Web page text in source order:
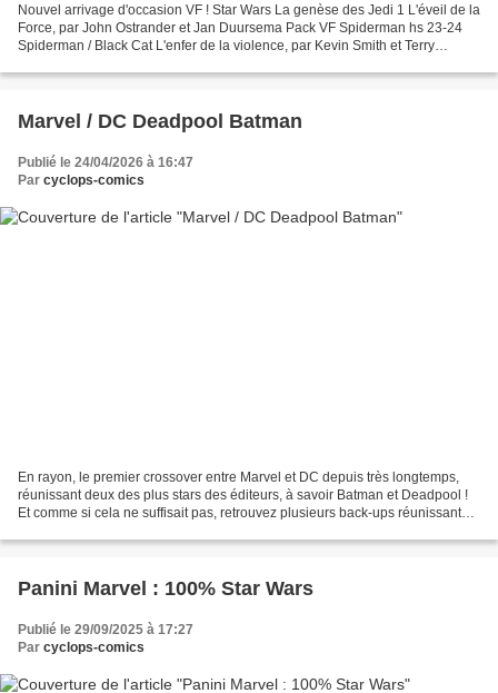
Nouvel arrivage d'occasion VF ! Star Wars La genèse des Jedi 1 L'éveil de la
Force, par John Ostrander et Jan Duursema Pack VF Spiderman hs 23-24
Spiderman / Black Cat L'enfer de la violence, par Kevin Smith et Terry
Marvel / DC Deadpool Batman
Publié le 24/04/2026 à 16:47
Par cyclops-comics
En rayon, le premier crossover entre Marvel et DC depuis très longtemps,
réunissant deux des plus stars des éditeurs, à savoir Batman et Deadpool !
Et comme si cela ne suffisait pas, retrouvez plusieurs back-ups réunissant
Panini Marvel : 100% Star Wars
Publié le 29/09/2025 à 17:27
Par cyclops-comics